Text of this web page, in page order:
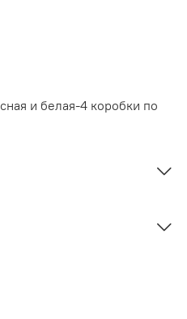
и белая-4 коробки по